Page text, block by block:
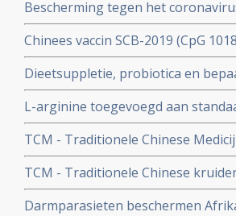
Bescherming tegen het
minder. Na 5 maanden is slechts
Chinees vaccin SCB-2019 (CpG
ziekenhuisopname en overlijden
Covid-19 blijkt uit SPECTRA fase
Dieetsuppletie, probiotica en
of als aanvullende of
coronavirus - SARS-CoV-2 -
studies
L-arginine toegevoegd aan
ernstige ziekte door coronavirus
ziekenhuisverblijf met
TCM - Traditionele Chinese
bij patienten met milde tot matige
TCM - Traditionele Chinese
Corona virus, zeggen Chinese
Darmparasieten beschermen